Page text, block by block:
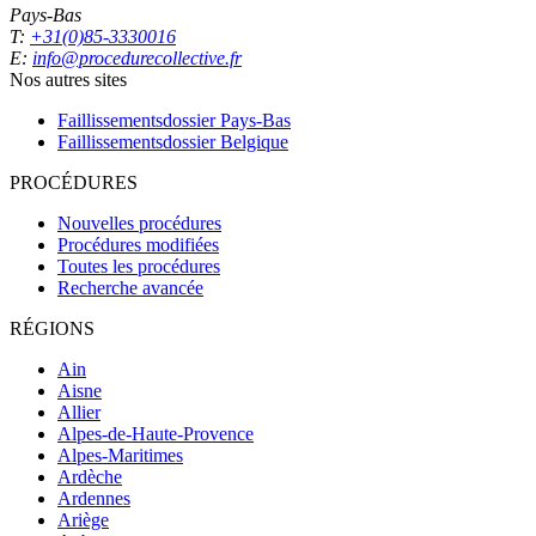
Pays-Bas
T: +31(0)85-3330016
E: info@procedurecollective.fr
Nos autres sites
Faillissementsdossier Pays-Bas
Faillissementsdossier Belgique
PROCÉDURES
Nouvelles procédures
Procédures modifiées
Toutes les procédures
Recherche avancée
RÉGIONS
Ain
Aisne
Allier
Alpes-de-Haute-Provence
Alpes-Maritimes
Ardèche
Ardennes
Ariège